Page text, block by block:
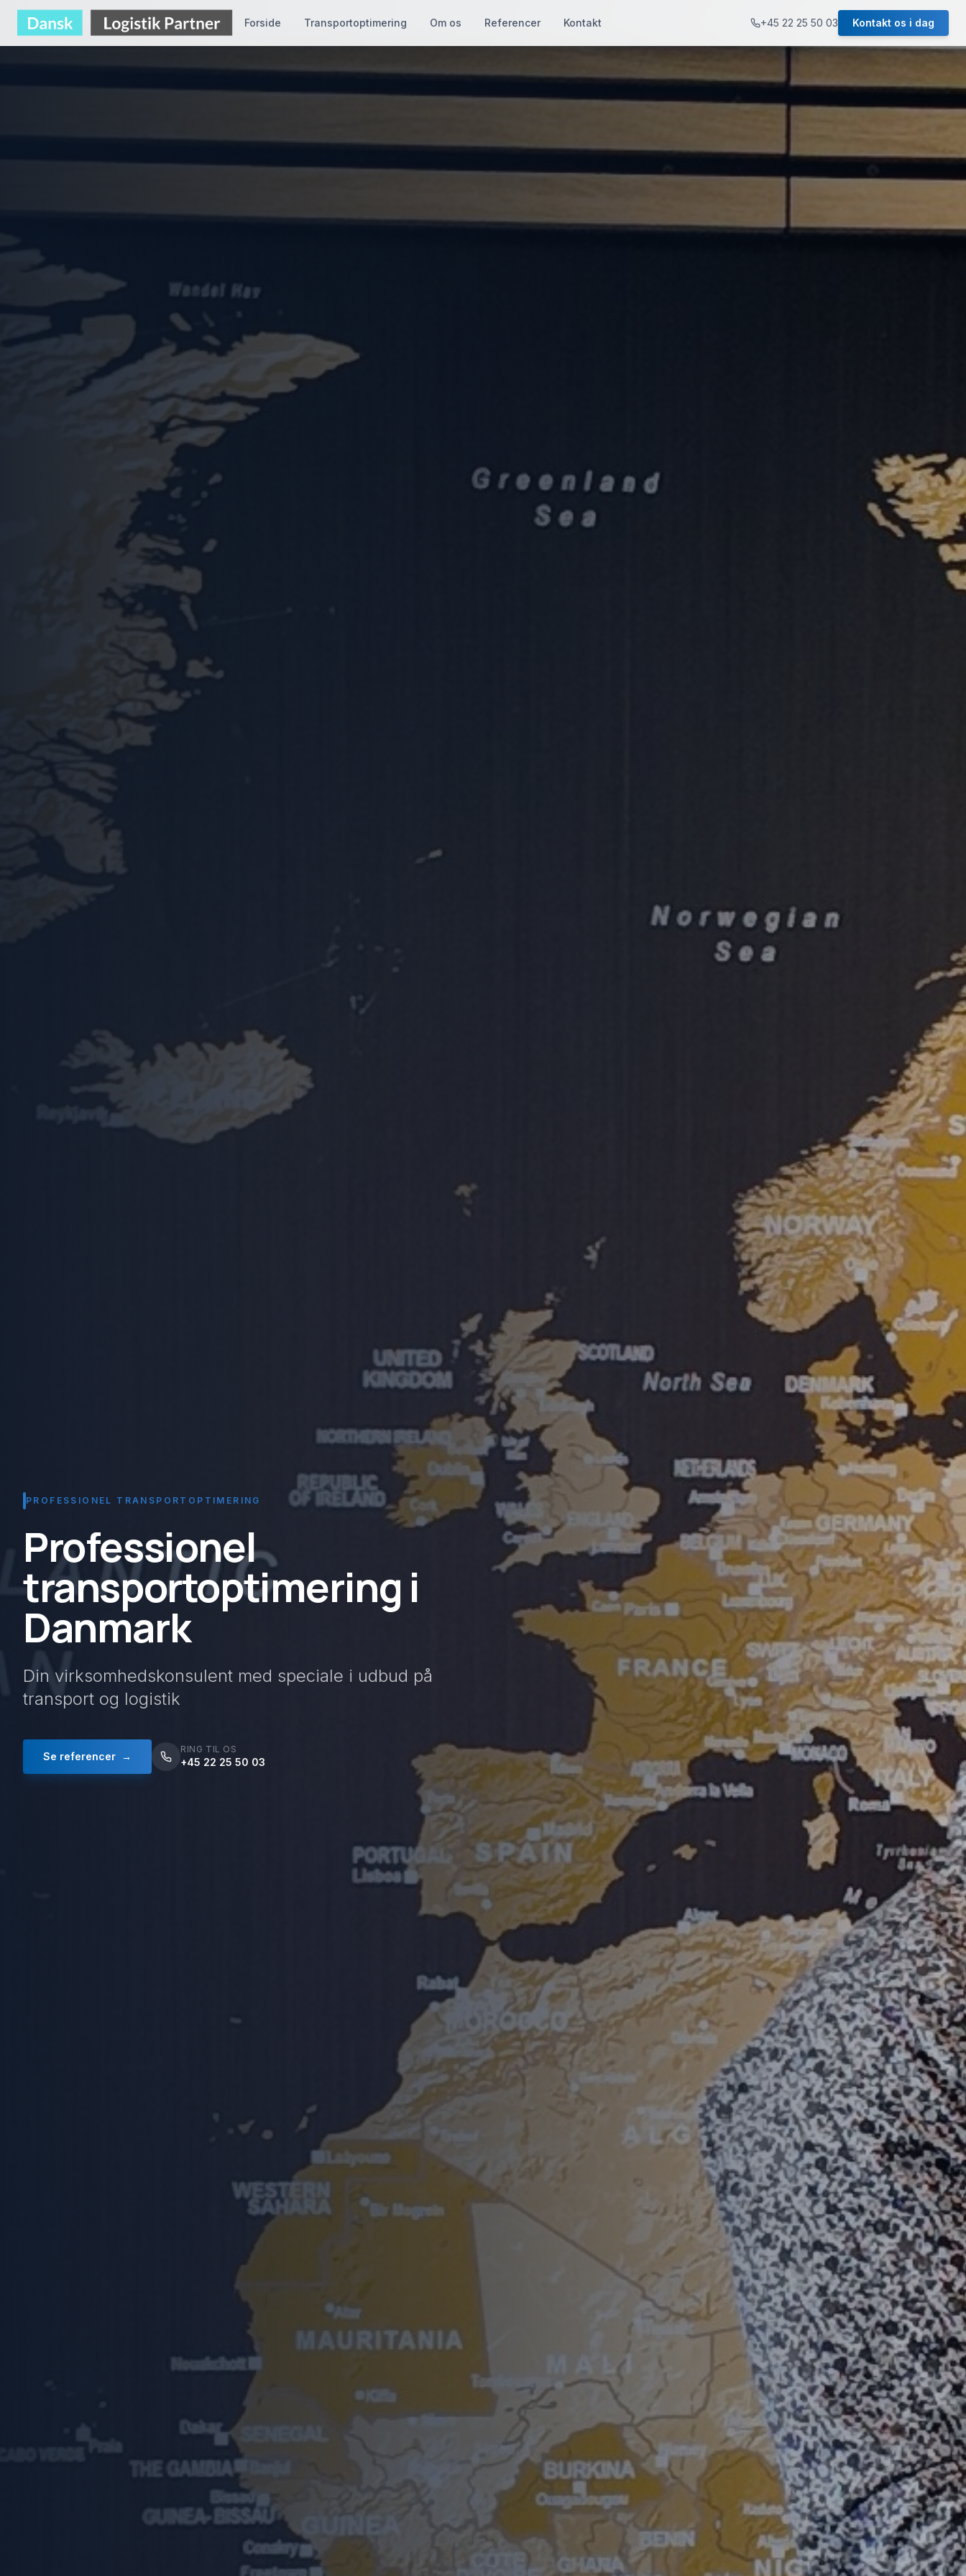
Forside Transportoptimering Om os Referencer Kontakt +45 22 25 50 03 Kontakt os i dag
PROFESSIONEL TRANSPORTOPTIMERING
Professionel
transportoptimering i
Danmark
Din virksomhedskonsulent med speciale i udbud på
transport og logistik
Se referencer →
RING TIL OS
+45 22 25 50 03